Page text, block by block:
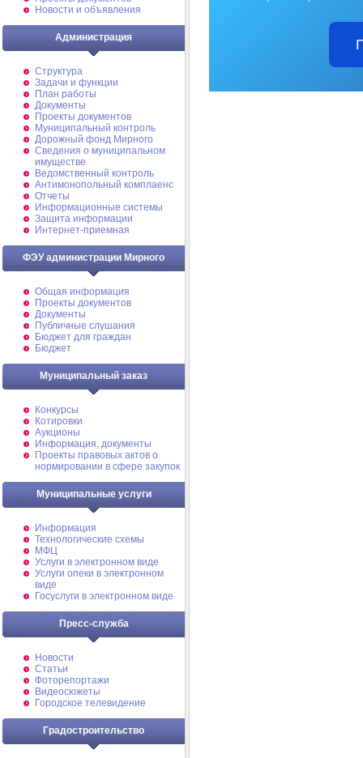
Новости и объявления
Администрация
Структура
Задачи и функции
План работы
Документы
Проекты документов
Муниципальный контроль
Дорожный фонд Мирного
Cведения о муниципальном
имуществе
Ведомственный контроль
Антимонопольный комплаенс
Отчеты
Информационные системы
Защита информации
Интернет-приемная
ФЭУ администрации Мирного
Общая информация
Проекты документов
Документы
Публичные слушания
Бюджет для граждан
Бюджет
Муниципальный заказ
Конкурсы
Котировки
Аукционы
Информация, документы
Проекты правовых актов о
нормировании в сфере закупок
Муниципальные услуги
Информация
Технологические схемы
МФЦ
Услуги в электронном виде
Услуги опеки в электронном
виде
Госуслуги в электронном виде
Пресс-служба
Новости
Статьи
Фоторепортажи
Видеосюжеты
Городское телевидение
Градостроительство